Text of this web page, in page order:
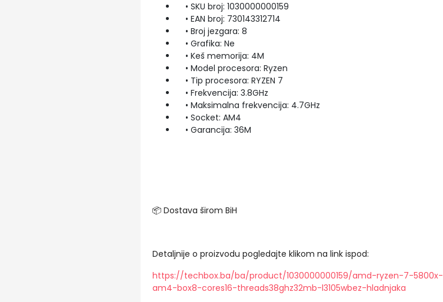
• SKU broj: 1030000000159
• EAN broj: 730143312714
• Broj jezgara: 8
• Grafika: Ne
• Keš memorija: 4M
• Model procesora: Ryzen
• Tip procesora: RYZEN 7
• Frekvencija: 3.8GHz
• Maksimalna frekvencija: 4.7GHz
• Socket: AM4
• Garancija: 36M
📦 Dostava širom BiH
Detaljnije o proizvodu pogledajte klikom na link ispod:
https://techbox.ba/ba/product/1030000000159/amd-ryzen-7-5800x-
am4-box8-cores16-threads38ghz32mb-l3105wbez-hladnjaka